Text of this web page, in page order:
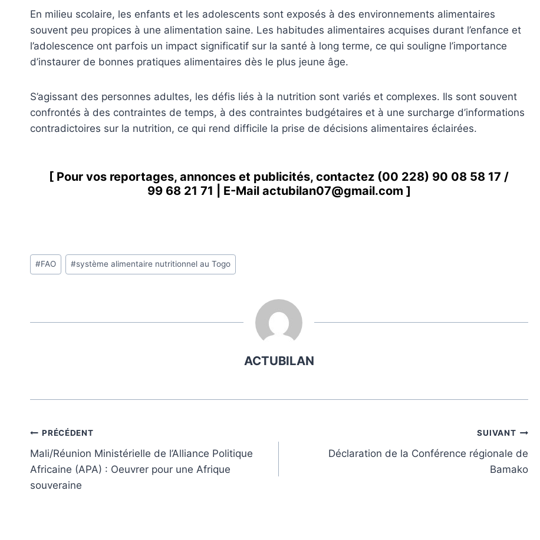
En milieu scolaire, les enfants et les adolescents sont exposés à des environnements alimentaires
souvent peu propices à une alimentation saine. Les habitudes alimentaires acquises durant l’enfance et
l’adolescence ont parfois un impact significatif sur la santé à long terme, ce qui souligne l’importance
d’instaurer de bonnes pratiques alimentaires dès le plus jeune âge.
S’agissant des personnes adultes, les défis liés à la nutrition sont variés et complexes. Ils sont souvent
confrontés à des contraintes de temps, à des contraintes budgétaires et à une surcharge d’informations
contradictoires sur la nutrition, ce qui rend difficile la prise de décisions alimentaires éclairées.
[ Pour vos reportages, annonces et publicités, contactez (00 228) 90 08 58 17 /
99 68 21 71 | E-Mail actubilan07@gmail.com ]
Étiquettes
de
#FAO #système alimentaire nutritionnel au Togo
ACTUBILAN
Navigation
de
l’article
PRÉCÉDENT
Mali/Réunion Ministérielle de l’Alliance Politique
Africaine (APA) : Oeuvrer pour une Afrique
souveraine
SUIVANT
Déclaration de la Conférence régionale de
Bamako